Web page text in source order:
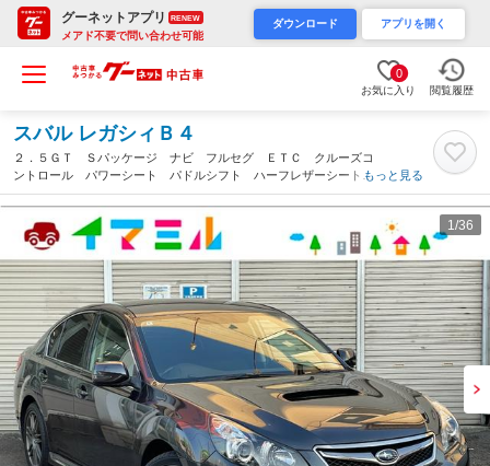
グーネットアプリ RENEW
メアド不要で問い合わせ可能
ダウンロード アプリを開く
0
お気に入り 閲覧履歴
スバル レガシィＢ４
２．５ＧＴ Ｓパッケージ ナビ フルセグ ＥＴＣ クルーズコ
ントロール パワーシート パドルシフト ハーフレザーシート
（宮城県）
もっと見る
1 /36